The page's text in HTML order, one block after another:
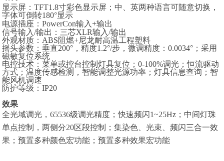
显示屏：TFT1.8寸彩色显示屏；中、英两种语言可随意切换，
字体可倒转180°显示
电源插座：PowerCon输入+输出
信号输入/输出：三芯XLR输入/输出
外观材质： ABS阻燃+尼龙耐高温工程塑料
摇头参数：垂直200°，精度1.2°/步，微调精度：0.0034°；采用
磁敏复位系统
电控技术：菜单或控台控制灯具复位；0-100%调光；恒流驱动
方式；温度传感检测，智能调整光源功率；灯具信息查询；智
能风机调速
防护等级：IP20
效果
全光域调光，65536级调光精度；快速频闪1~25Hz；中间灯珠
单点控制，两侧分20区段控制；集染色、光束、频闪三合一效
果；预置多种颜色宏功能；预置多种效果宏功能